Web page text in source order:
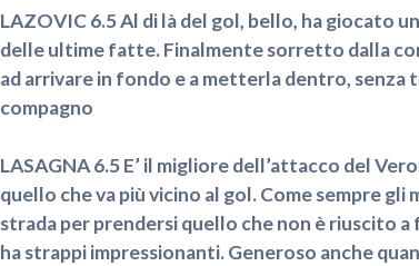
LAZOVIC 6.5 Al di là del gol, bello, ha giocato
delle ultime fatte. Finalmente sorretto dalla
ad arrivare in fondo e a metterla dentro,
compagno
LASAGNA 6.5 E’ il migliore dell’attacco del
quello che va più vicino al gol. Come sempre gli
strada per prendersi quello che non è riuscito a
ha strappi impressionanti. Generoso anche